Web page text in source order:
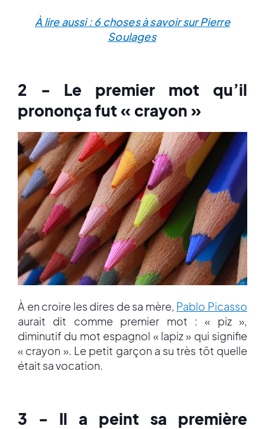
À lire aussi : 6 choses à savoir sur Pierre
Soulages
2 - Le premier mot qu’il
prononça fut « crayon »
À en croire les dires de sa mère, Pablo Picasso
aurait dit comme premier mot : « piz »,
diminutif du mot espagnol « lapiz » qui signifie
« crayon ». Le petit garçon a su très tôt quelle
était sa vocation.
3 - Il a peint sa première